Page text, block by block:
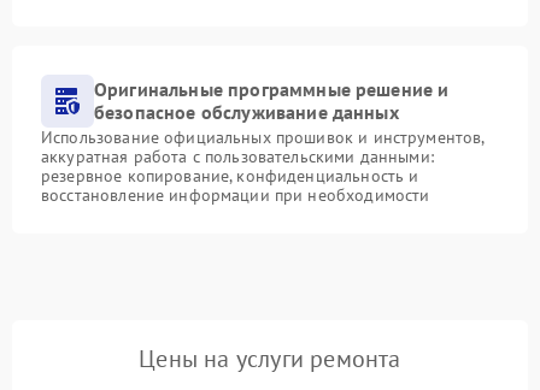
Оригинальные программные решение и
безопасное обслуживание данных
Использование официальных прошивок и инструментов,
аккуратная работа с пользовательскими данными:
резервное копирование, конфиденциальность и
восстановление информации при необходимости
Цены на услуги ремонта